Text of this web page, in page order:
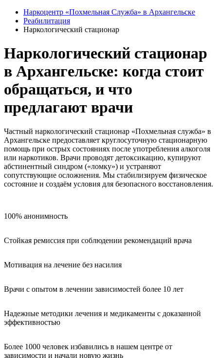
Наркоцентр «Похмельная Служба» в Архангельске
Реабилитация
Наркологический стационар
Наркологический стационар
в Архангельске: когда стоит
обращаться, и что
предлагают врачи
Частный наркологический стационар «Похмельная служба» в
Архангельске предоставляет круглосуточную стационарную
помощь при острых состояниях после употребления алкоголя
или наркотиков. Врачи проводят детоксикацию, купируют
абстинентный синдром («ломку») и устраняют
сопутствующие осложнения. Мы стабилизируем физическое
состояние и создаём условия для безопасного восстановления.
100% анонимность
Стойкая ремиссия при соблюдении рекомендаций врача
Мотивация на лечение без насилия
Врачи с опытом в лечении зависимостей более 10 лет
Надежные методики лечения и медикаменты с доказанной
эффективностью
Более 1000 человек избавились в нашем центре от
зависимости и начали новую жизнь